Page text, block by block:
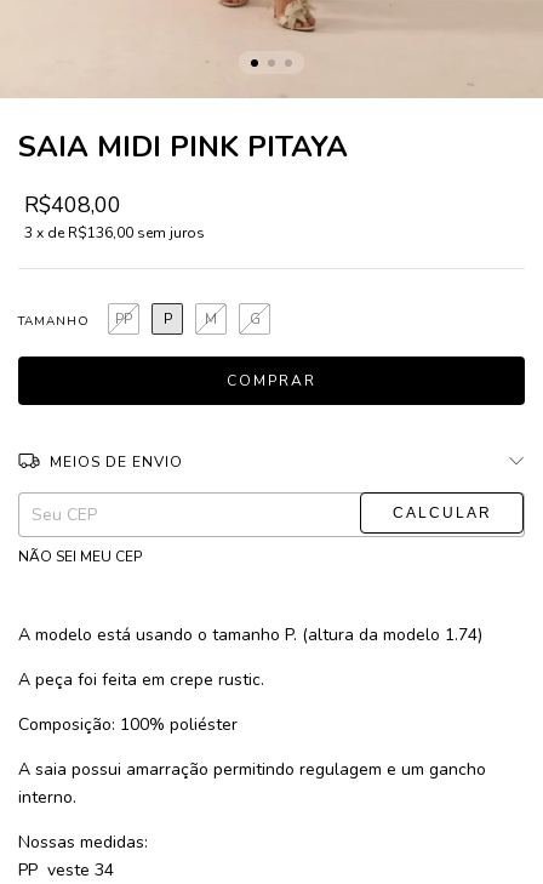
SAIA MIDI PINK PITAYA
R$408,00
3 x deR$136,00 sem juros
TAMANHO G
M
P
PP
MEIOS DE ENVIO
Entregas para o CEP:
ALTERAR CEP
NÃO SEI MEU CEP
A modelo está usando o tamanho P. (altura da modelo 1.74)
A peça foi feita em crepe rustic.
Composição: 100% poliéster
A saia possui amarração permitindo regulagem e um gancho
interno.
Nossas medidas:
PP veste 34